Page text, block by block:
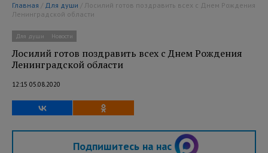
Главная / Для души
Ленинградской области
Для души Новости
Лосилий готов поздравить всех с Днем Рождения
Ленинградской области
12:15 05.08.2020
Подпишитесь на нас